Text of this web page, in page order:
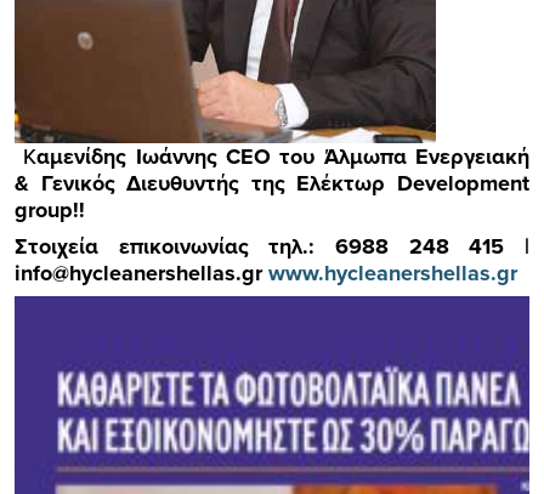
Καμενίδης Ιωάννης CEO του Άλμωπα Ενεργειακή
& Γενικός Διευθυντής της Ελέκτωρ Development
group!!
Στοιχεία επικοινωνίας τηλ.: 6988 248 415 |
info@hycleanershellas.grwww.hycleanershellas.gr